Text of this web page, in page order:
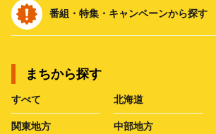
番組・特集・キャンペーンから探す
まちから探す
すべて 北海道
関東地方 中部地方